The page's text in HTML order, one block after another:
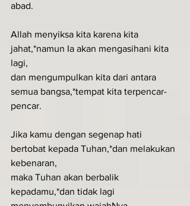
abad.
Allah menyiksa kita karena kita
jahat,*namun Ia akan mengasihani kita
lagi,
dan mengumpulkan kita dari antara
semua bangsa,*tempat kita terpencar-
pencar.
Jika kamu dengan segenap hati
bertobat kepada Tuhan,*dan melakukan
kebenaran,
maka Tuhan akan berbalik
kepadamu,*dan tidak lagi